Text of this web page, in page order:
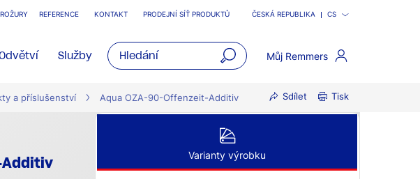
REFERENCE KONTAKT PRODEJNÍ SÍŤ PRODUKTŮ ČESKÁ REPUBLIKA CS
Služby Můj Remmers
a příslušenství Aqua OZA-90-Offenzeit-Additiv Sdílet Tisk
Additiv Varianty výrobku